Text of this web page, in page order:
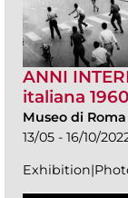
ANNI
italiana
Museo di
13/05 - 16/10/